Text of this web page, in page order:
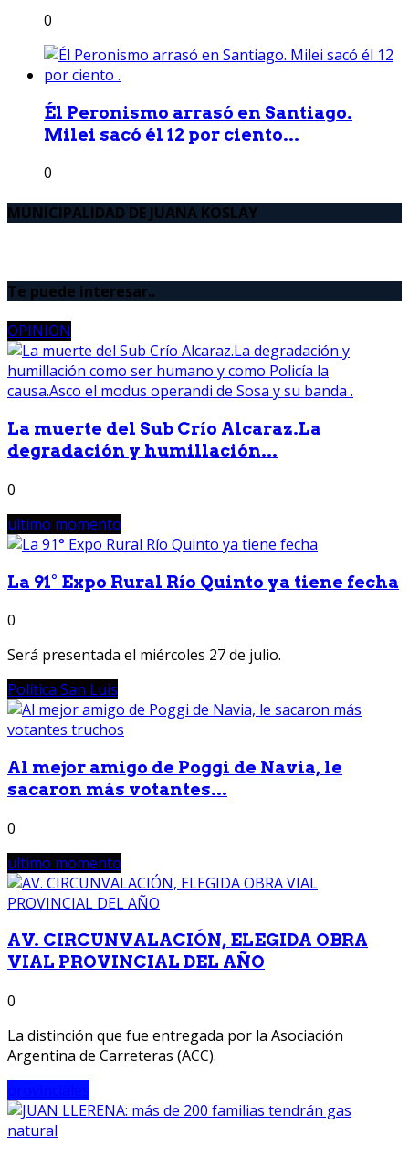
0
Él Peronismo arrasó en Santiago.
Milei sacó él 12 por ciento...
0
MUNICIPALIDAD DE JUANA KOSLAY
Te puede interesar..
OPINION
La muerte del Sub Crío Alcaraz.La
degradación y humillación...
0
ultimo momento
La 91° Expo Rural Río Quinto ya tiene fecha
0
Será presentada el miércoles 27 de julio.
Política San Luis
Al mejor amigo de Poggi de Navia, le
sacaron más votantes...
0
ultimo momento
AV. CIRCUNVALACIÓN, ELEGIDA OBRA
VIAL PROVINCIAL DEL AÑO
0
La distinción que fue entregada por la Asociación
Argentina de Carreteras (ACC).